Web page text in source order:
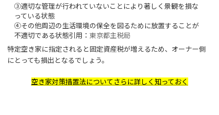
③適切な管理が行われていないことにより著しく景観を損な
っている状態
④その他周辺の生活環境の保全を図るために放置することが
不適切である状態引用： 東京都主税局
特定空き家に指定されると固定資産税が増えるため、オーナー側
にとっても損出となるでしょう。
空き家対策措置法についてさらに詳しく知っておく